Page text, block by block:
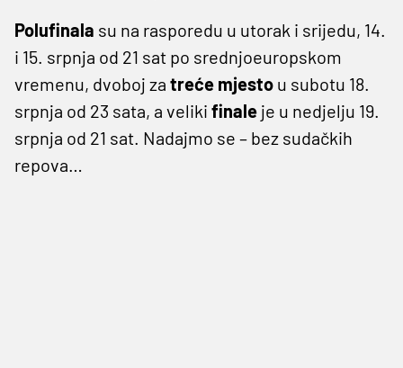
Polufinala su na rasporedu u utorak i srijedu, 14.
i 15. srpnja od 21 sat po srednjoeuropskom
vremenu, dvoboj za treće mjesto u subotu 18.
srpnja od 23 sata, a veliki finale je u nedjelju 19.
srpnja od 21 sat. Nadajmo se – bez sudačkih
repova…